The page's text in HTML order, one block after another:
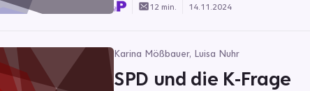
12 min. 14.11.2024
Karina Mößbauer, Luisa Nuhr
SPD und die K-Frage